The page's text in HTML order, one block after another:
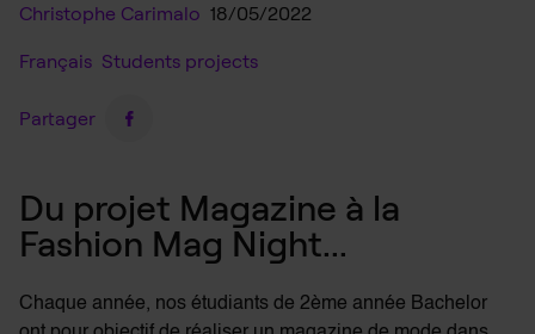
Christophe Carimalo 18/05/2022
Français Students projects
Partager
Du projet Magazine à la
Fashion Mag Night...
Chaque année, nos étudiants de 2ème année Bachelor